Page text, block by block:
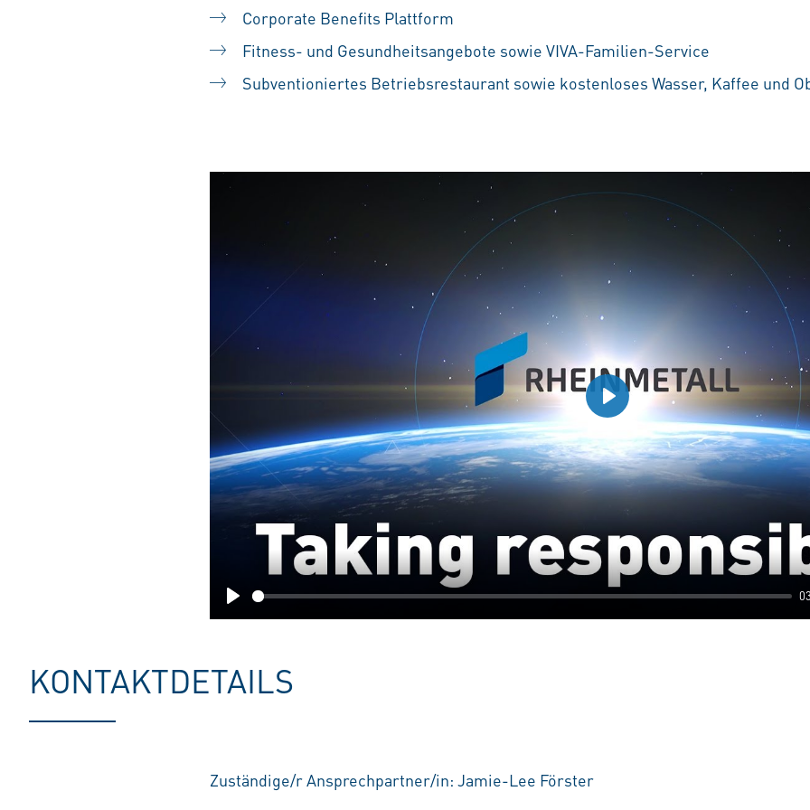
Corporate Benefits Plattform
Fitness- und Gesundheitsangebote sowie VIVA-Familien-Service
Subventioniertes Betriebsrestaurant sowie kostenloses Wasser, Kaffee und
Play
Play
KONTAKTDETAILS
Zuständige/r Ansprechpartner/in: Jamie-Lee Förster